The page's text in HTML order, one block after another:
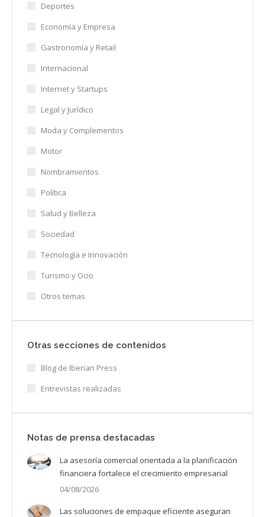
Deportes
Economía y Empresa
Gastronomía y Retail
Internacional
Internet y Startups
Legal y Jurídico
Moda y Complementos
Motor
Nombramientos
Política
Salud y Belleza
Sociedad
Tecnología e Innovación
Turismo y Ocio
Otros temas
Otras secciones de contenidos
Blog de Iberian Press
Entrevistas realizadas
Notas de prensa destacadas
La asesoría comercial orientada a la planificación
financiera fortalece el crecimiento empresarial
04/08/2026
Las soluciones de empaque eficiente aseguran